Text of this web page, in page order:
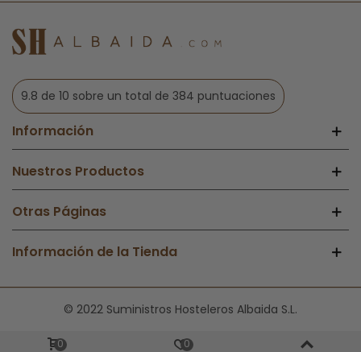
9.8 de 10 sobre un total de 384 puntuaciones
Información
Nuestros Productos
Otras Páginas
Información de la Tienda
© 2022 Suministros Hosteleros Albaida S.L.
0 0